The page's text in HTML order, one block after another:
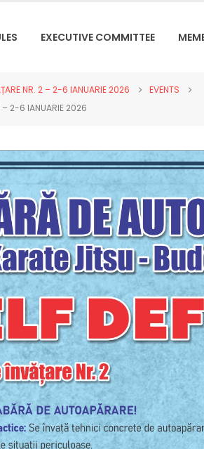
EXECUTIVE COMMITTEE
NR. 2 – 2-6 IANUARIE 2026
EVENTS
– 2-6 IANUARIE 2026